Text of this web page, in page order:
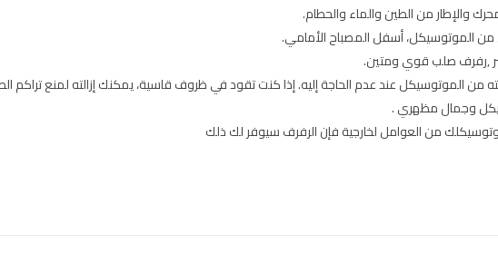
والإطار من الطين والماء والحطام.
الموتوسيكل، أسفل المصباح الأمامي.
,رفرف صلب قوي ومتين.
من الموتوسيكل عند عدم الحاجة إليه. إذا كنت تقود في ظروف قاسية، يمكنك إزالته لمنع تراكم
وجمال مظهري .
من العوامل لخارجية فإن الرفرف سيوفر لك ذلك